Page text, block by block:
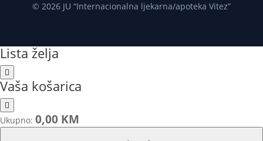
© 2026 JU “Internacionalna ljekarna/apoteka Vitez”
Lista želja
Vaša košarica
Ukupno: 0,00 KM